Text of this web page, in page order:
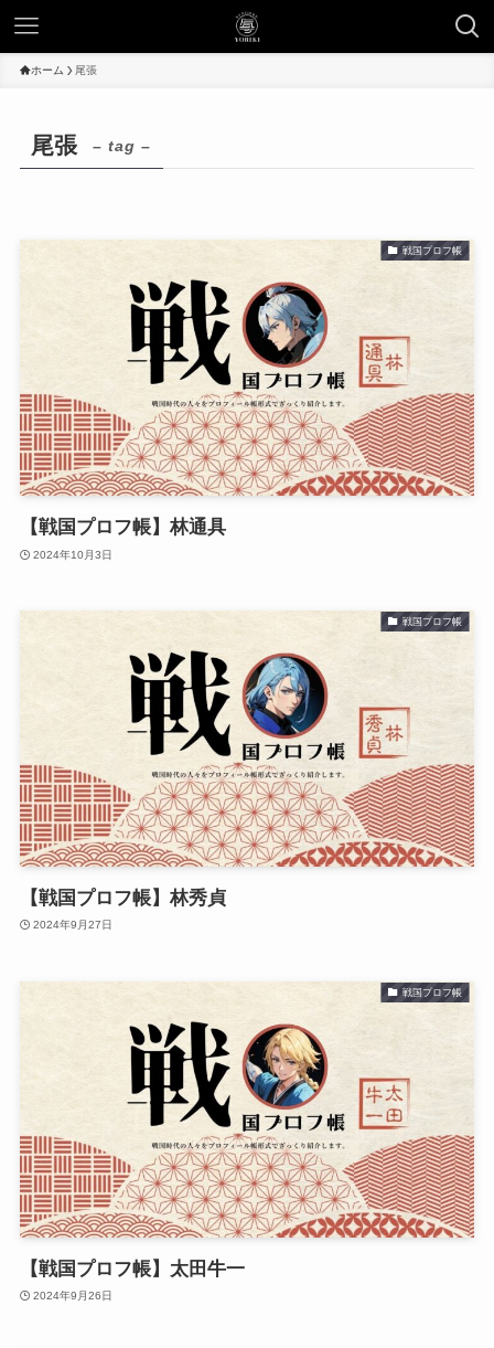
ホーム 尾張
尾張 – tag –
戦国プロフ帳
【戦国プロフ帳】林通具
2024年10月3日
戦国プロフ帳
【戦国プロフ帳】林秀貞
2024年9月27日
戦国プロフ帳
【戦国プロフ帳】太田牛一
2024年9月26日